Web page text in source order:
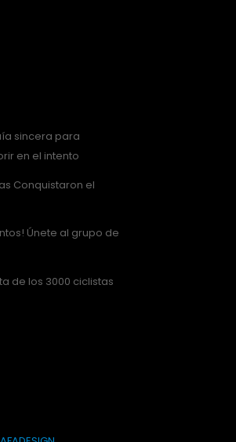
sincera para
en el intento
Conquistaron el
Únete al grupo de
de los 3000 ciclistas